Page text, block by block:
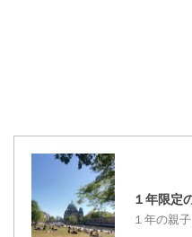
くなるのは、お母さんの
方です。 ” 本当にそう
なのです。私も実際、息
子の勉強しているドイツ
語での授業内容について
１年限定
１年の親